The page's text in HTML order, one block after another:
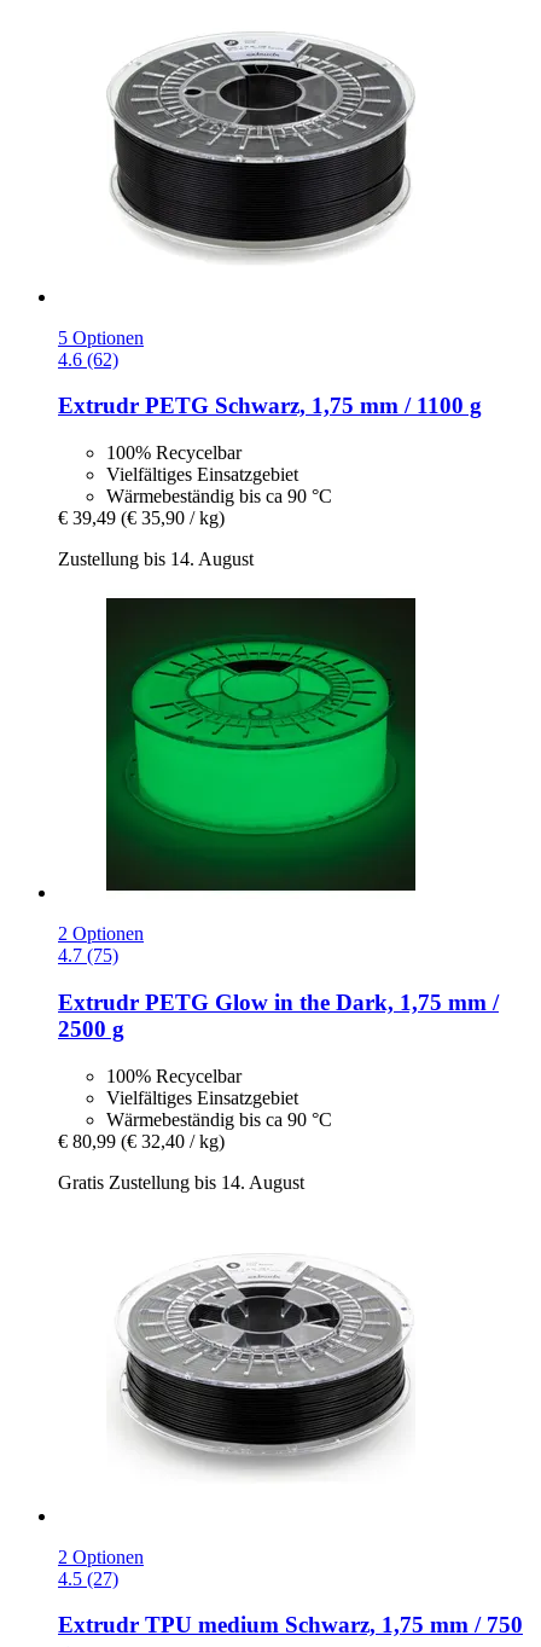
5 Optionen
4.6 (62)
Extrudr PETG Schwarz, 1,75 mm / 1100 g
100% Recycelbar
Vielfältiges Einsatzgebiet
Wärmebeständig bis ca 90 °C
€ 39,49 (€ 35,90 / kg)
Zustellung bis 14. August
2 Optionen
4.7 (75)
Extrudr PETG Glow in the Dark, 1,75 mm /
2500 g
100% Recycelbar
Vielfältiges Einsatzgebiet
Wärmebeständig bis ca 90 °C
€ 80,99 (€ 32,40 / kg)
Gratis Zustellung bis 14. August
2 Optionen
4.5 (27)
Extrudr TPU medium Schwarz, 1,75 mm / 750